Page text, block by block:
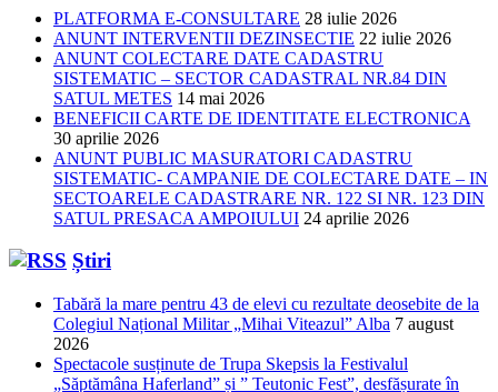
PLATFORMA E-CONSULTARE 28 iulie 2026
ANUNT INTERVENTII DEZINSECTIE 22 iulie 2026
ANUNT COLECTARE DATE CADASTRU
SISTEMATIC – SECTOR CADASTRAL NR.84 DIN
SATUL METES 14 mai 2026
BENEFICII CARTE DE IDENTITATE ELECTRONICA
30 aprilie 2026
ANUNT PUBLIC MASURATORI CADASTRU
SISTEMATIC- CAMPANIE DE COLECTARE DATE – IN
SECTOARELE CADASTRARE NR. 122 SI NR. 123 DIN
SATUL PRESACA AMPOIULUI 24 aprilie 2026
Știri
Tabără la mare pentru 43 de elevi cu rezultate deosebite de la
Colegiul Național Militar „Mihai Viteazul” Alba 7 august
2026
Spectacole susținute de Trupa Skepsis la Festivalul
„Săptămâna Haferland” și ” Teutonic Fest”, desfășurate în